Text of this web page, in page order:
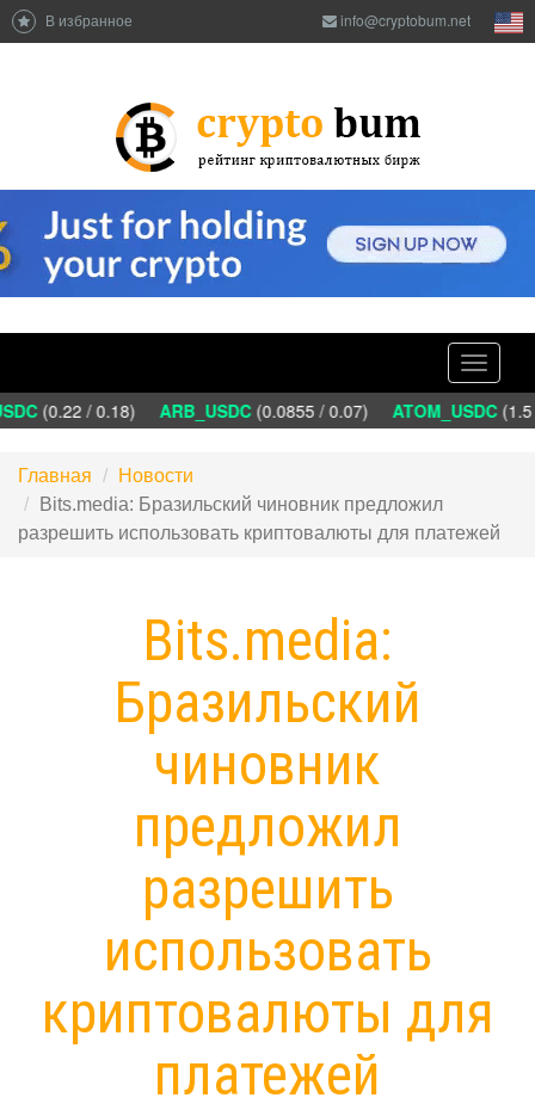
В избранное info@cryptobum.net
Toggle
(0.22 / 0.18) ARB_USDC(0.0855 / 0.07) ATOM_USDC(1.5
Главная
Новости
Bits.media: Бразильский чиновник предложил
разрешить использовать криптовалюты для платежей
Bits.media:
Бразильский
чиновник
предложил
разрешить
использовать
криптовалюты для
платежей